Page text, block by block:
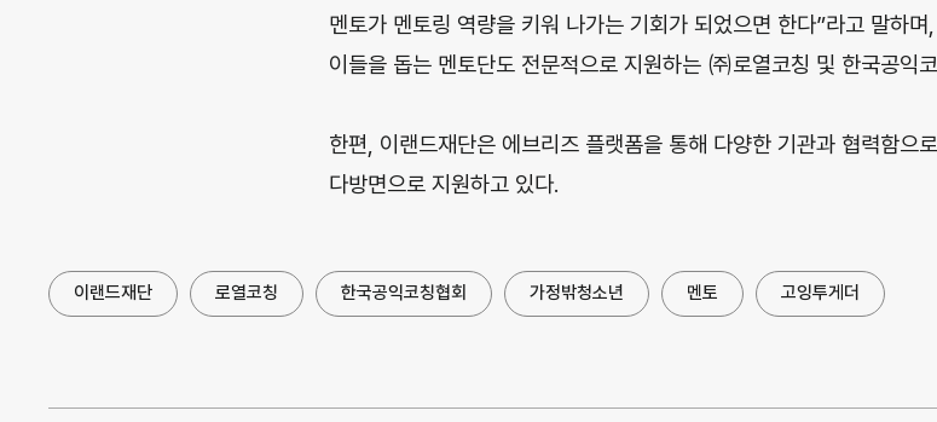
멘토가 멘토링 역량을 키워 나가는 기회가 되었으면 한다”라고 말하
이들을 돕는 멘토단도 전문적으로 지원하는 ㈜로열코칭 및 한국공익
한편, 이랜드재단은 에브리즈 플랫폼을 통해 다양한 기관과 협력함으
다방면으로 지원하고 있다.
이랜드재단 로열코칭 한국공익코칭협회 가정밖청소년 멘토 고잉투게더